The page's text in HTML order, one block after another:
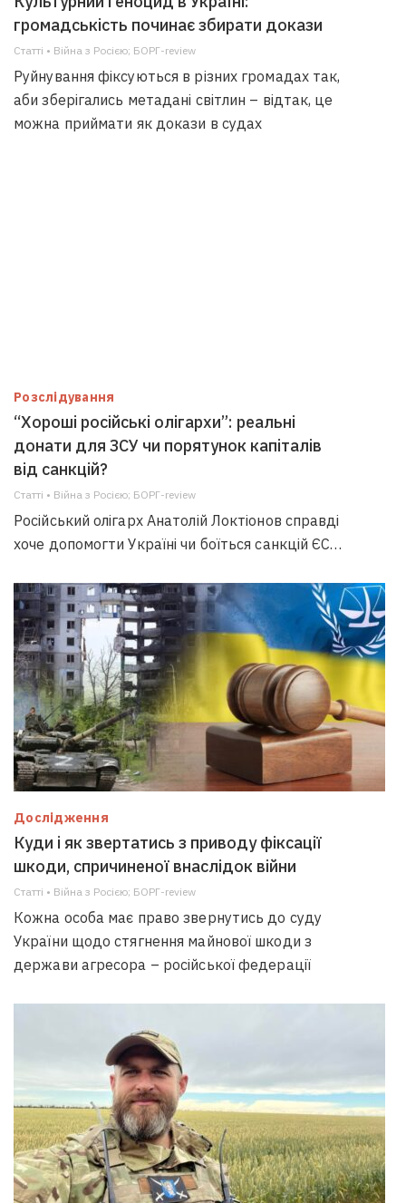
громадськість починає збирати докази
Статті • Війна з Росією; БОРГ-review
Руйнування фіксуються в різних громадах так,
аби зберігались метадані світлин – відтак, це
можна приймати як докази в судах
Розслідування
“Хороші російські олігархи”: реальні
донати для ЗСУ чи порятунок капіталів
від санкцій?
Статті • Війна з Росією; БОРГ-review
Російський олігарх Анатолій Локтіонов справді
хоче допомогти Україні чи боїться санкцій ЄС…
Дослідження
Куди і як звертатись з приводу фіксації
шкоди, спричиненої внаслідок війни
Статті • Війна з Росією; БОРГ-review
Кожна особа має право звернутись до суду
України щодо стягнення майнової шкоди з
держави агресора – російської федерації